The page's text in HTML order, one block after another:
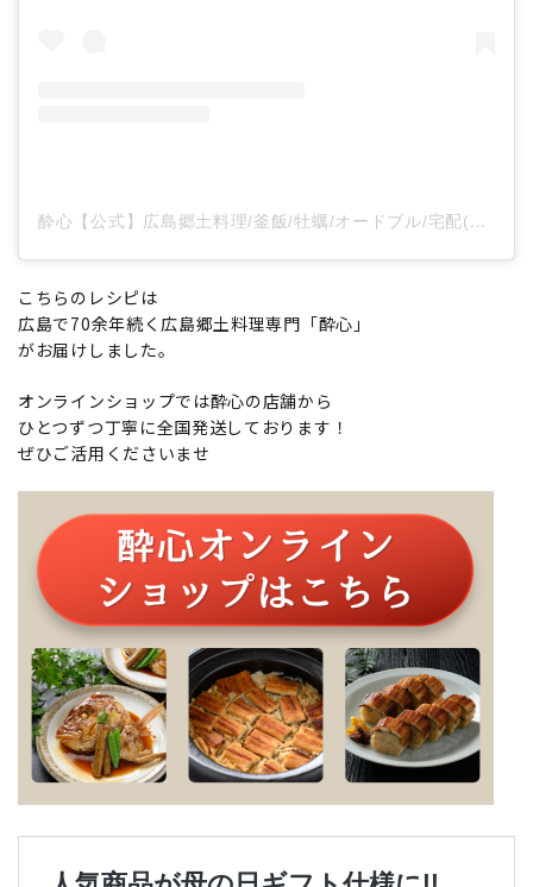
酔心【公式】広島郷土料理/釜飯/牡蠣/オードブル/宅配(@suishin_hiroshima)がシェアした投稿
こちらのレシピは
広島で70余年続く広島郷土料理専門「酔心」
がお届けしました。
オンラインショップでは酔心の店舗から
ひとつずつ丁寧に全国発送しております！
ぜひご活用くださいませ